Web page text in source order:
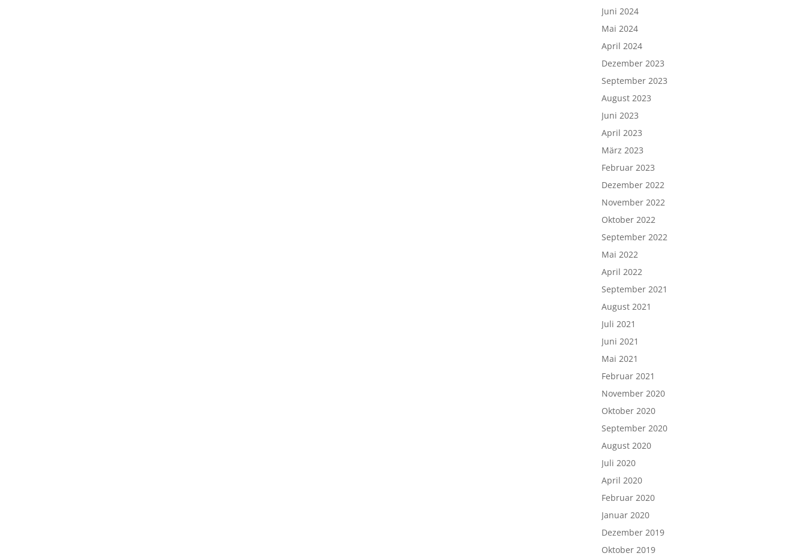
Juni 2024
Mai 2024
April 2024
Dezember 2023
September 2023
August 2023
Juni 2023
April 2023
März 2023
Februar 2023
Dezember 2022
November 2022
Oktober 2022
September 2022
Mai 2022
April 2022
September 2021
August 2021
Juli 2021
Juni 2021
Mai 2021
Februar 2021
November 2020
Oktober 2020
September 2020
August 2020
Juli 2020
April 2020
Februar 2020
Januar 2020
Dezember 2019
Oktober 2019